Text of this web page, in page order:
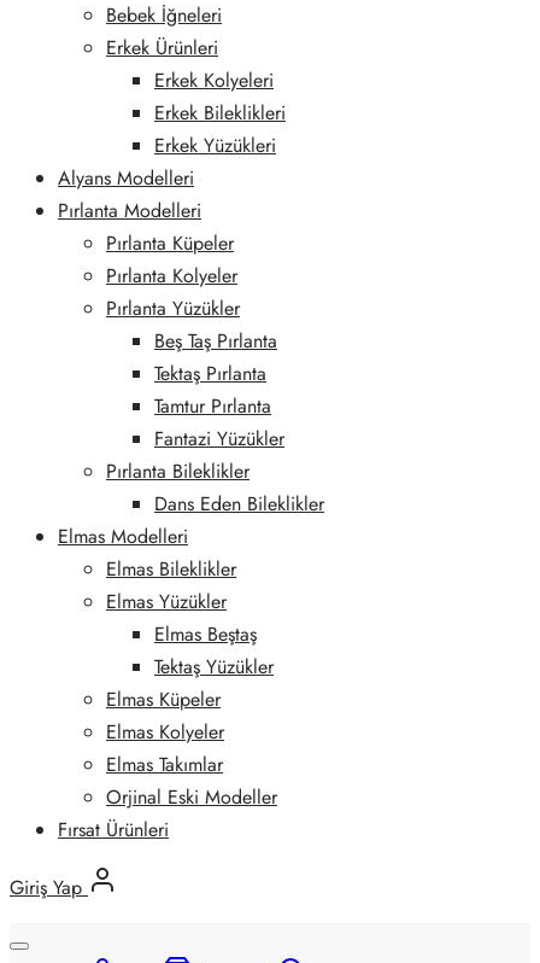
Bebek İğneleri
Erkek Ürünleri
Erkek Kolyeleri
Erkek Bileklikleri
Erkek Yüzükleri
Alyans Modelleri
Pırlanta Modelleri
Pırlanta Küpeler
Pırlanta Kolyeler
Pırlanta Yüzükler
Beş Taş Pırlanta
Tektaş Pırlanta
Tamtur Pırlanta
Fantazi Yüzükler
Pırlanta Bileklikler
Dans Eden Bileklikler
Elmas Modelleri
Elmas Bileklikler
Elmas Yüzükler
Elmas Beştaş
Tektaş Yüzükler
Elmas Küpeler
Elmas Kolyeler
Elmas Takımlar
Orjinal Eski Modeller
Fırsat Ürünleri
Giriş Yap